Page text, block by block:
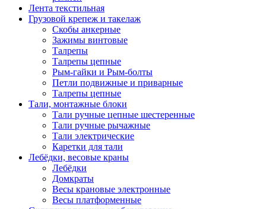
Лента текстильная
Грузовой крепеж и такелаж
Скобы анкерные
Зажимы винтовые
Талрепы
Талрепы цепные
Рым-гайки и Рым-болты
Петли подвижные и приварные
Талрепы цепные
Тали, монтажные блоки
Тали ручные цепные шестеренные
Тали ручные рычажные
Тали электрические
Каретки для тали
Лебёдки, весовые краны
Лебёдки
Домкраты
Весы крановые электронные
Весы платформенные